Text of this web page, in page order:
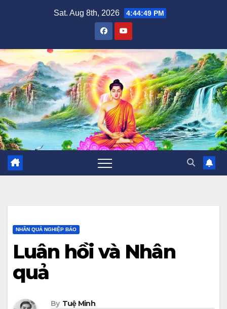
Sat. Aug 8th, 2026 4:44:50 PM
NHÂN QUẢ NGHIỆP BÁO
Luân hồi và Nhân
quả
By Tuệ Minh